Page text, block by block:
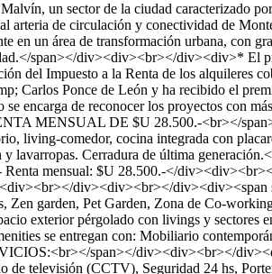
un sector de la ciudad caracterizado
arteria de circulación y conectividad de
un área de transformación urbana, con
span></div><div><br></div><div>* El
del Impuesto a la Renta de los alquileres
Ponce de León y ha recibido el
encarga de reconocer los proyectos con
MENSUAL DE $U 28.500.-<br></
comedor, cocina integrada con
lavarropas. Cerradura de última
mensual: $U 28.500.-</
div><div><br></div><div><span
garden, Pet Garden, Zona de Co-
exterior pérgolado con livings y sectores
se entregan con: Mobiliario
span></div><div><br></
de televisión (CCTV), Seguridad 24 hs,